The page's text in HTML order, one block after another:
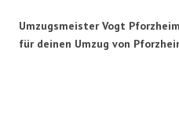
Umzugsmeister Vogt
für deinen Umzug von